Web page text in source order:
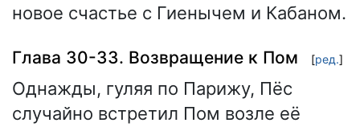
новое счастье с Гиенычем и Кабаном.
Глава 30-33. Возвращение к Пом [ред.]
Однажды, гуляя по Парижу, Пёс
случайно встретил Пом возле её